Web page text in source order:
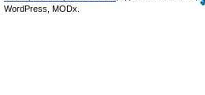
WordPress, MODx.